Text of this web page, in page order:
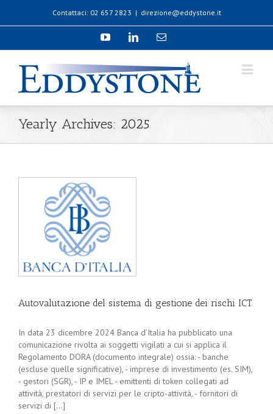
Contattaci: 02 657 2823 | direzione@eddystone.it
Yearly Archives: 2025
Autovalutazione del sistema di gestione dei rischi ICT
In data 23 dicembre 2024 Banca d’Italia ha pubblicato una
comunicazione rivolta ai soggetti vigilati a cui si applica il
Regolamento DORA (documento integrale) ossia: - banche
(escluse quelle significative), - imprese di investimento (es. SIM),
- gestori (SGR), - IP e IMEL - emittenti di token collegati ad
attività, prestatori di servizi per le cripto-attività, - fornitori di
servizi di [...]